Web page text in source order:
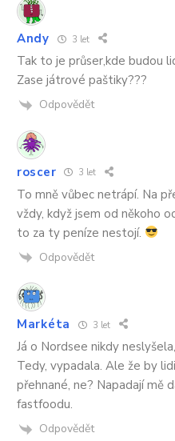
Andy 3 let
Tak to je průser,kde budou
Zase játrové paštiky???
Odpovědět
roscer 3 let
To mně vůbec netrápí. Na
vždy, když jsem od někoho
to za ty peníze nestojí.
Odpovědět
Markéta 3 let
Já o Nordsee nikdy
Tedy, vypadala. Ale že by
přehnané, ne? Napadají mě
fastfoodu.
Odpovědět